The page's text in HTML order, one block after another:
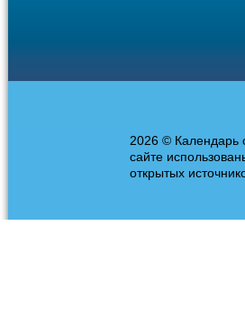
2026 © Календарь
сайте
открытых